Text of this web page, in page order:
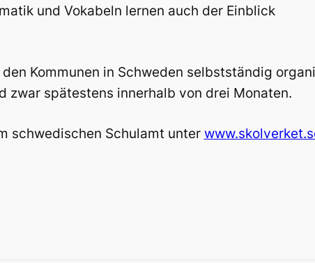
und Vokabeln lernen auch der Einblick
Kommunen in Schweden selbstständig
zwar spätestens innerhalb von drei Monaten.
schwedischen Schulamt unter